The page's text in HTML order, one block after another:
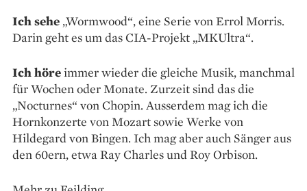
Ich sehe „Wormwood“, eine Serie von Errol Morris.
Darin geht es um das CIA-Projekt „MKUltra“.
Ich höre immer wieder die gleiche Musik, manchmal
für Wochen oder Monate. Zurzeit sind das die
„Nocturnes“ von Chopin. Ausserdem mag ich die
Hornkonzerte von Mozart sowie Werke von
Hildegard von Bingen. Ich mag aber auch Sänger aus
den 60ern, etwa Ray Charles und Roy Orbison.